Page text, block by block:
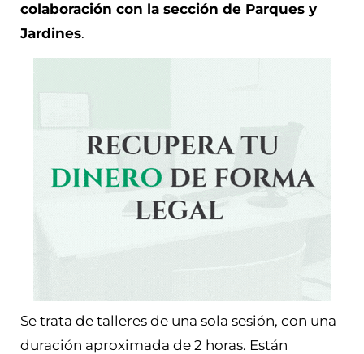
colaboración con la sección de Parques y
Jardines.
Se trata de talleres de una sola sesión, con una
duración aproximada de 2 horas. Están